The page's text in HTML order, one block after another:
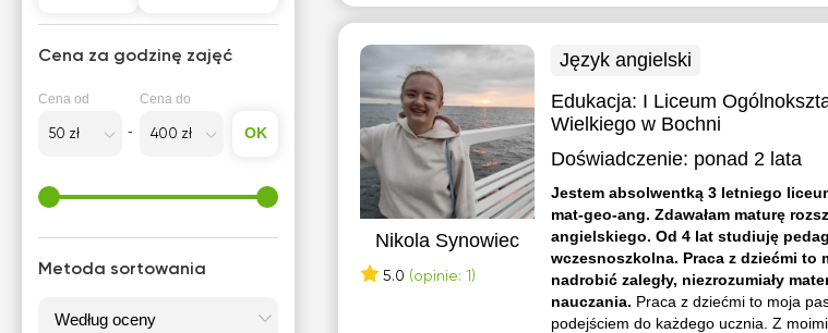
Nikola Synowiec
5.0 (opinie: 1)
Język angielski
Edukacja: I Liceum
Wielkiego w Bochni
Doświadczenie: ponad 2 lata
Jestem absolwentką 3 letniego
mat-geo-ang. Zdawałam maturę
angielskiego. Od 4 lat studiuję
wczesnoszkolna. Praca z dziećmi to
nadrobić zaległy, niezrozumiały
nauczania. Praca z dziećmi to moja
podejściem do każdego ucznia. Z
Cena za godzinę zajęć
Cena od Cena do
OK
Metoda sortowania